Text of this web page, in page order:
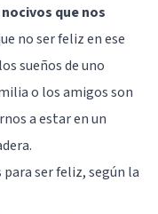
que nos
no ser feliz en ese
sueños de uno
o los amigos son
a estar en un
para ser feliz, según la